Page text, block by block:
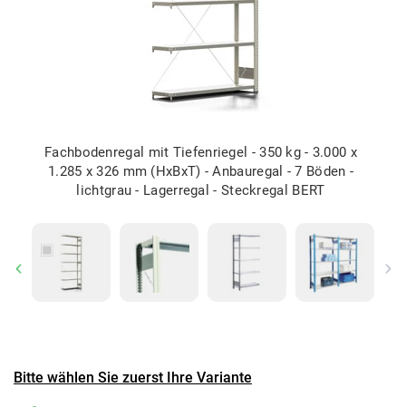
Fachbodenregal mit Tiefenriegel - 350 kg - 3.000 x
1.285 x 326 mm (HxBxT) - Anbauregal - 7 Böden -
lichtgrau - Lagerregal - Steckregal BERT
Previous
Bitte wählen Sie zuerst Ihre Variante